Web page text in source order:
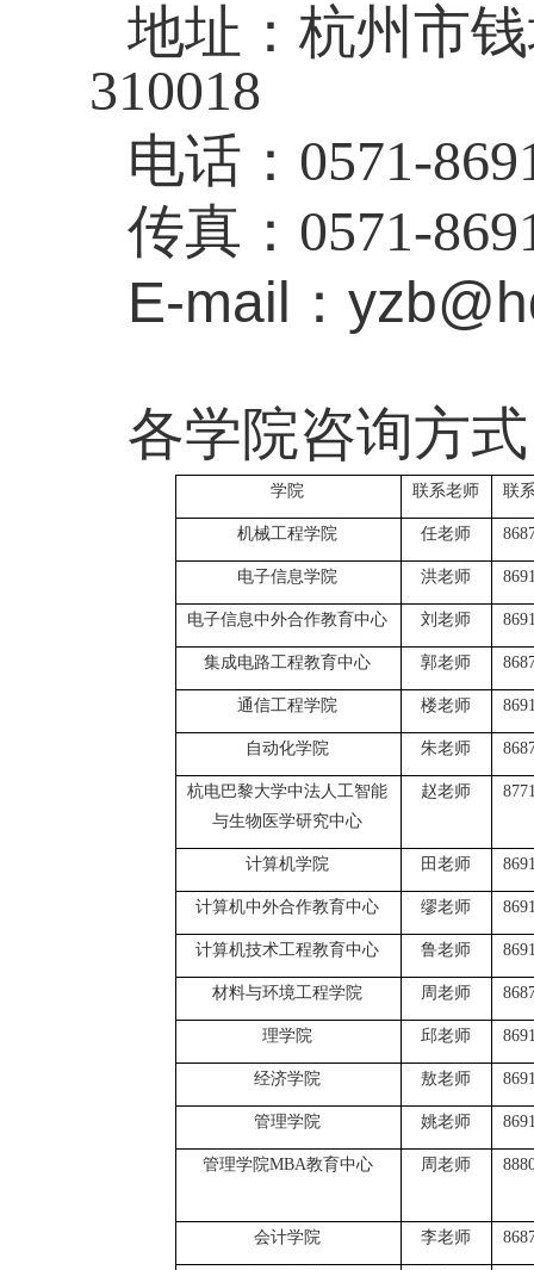
地址：杭州市
310018
电话： 0571-
传真： 0571-
E-mail：
各学院咨询方
学院 联系老师 联
机械工程学院 任老师
电子信息学院 洪老师
电子信息中外合作教育中心 刘老师
集成电路工程教育中心 郭老师
通信工程学院 楼老师
自动化学院 朱老师
杭电巴黎大学中法人工智能
与生物医学研究中心
赵老师
计算机学院 田老师
计算机中外合作教育中心 缪老师
计算机技术工程教育中心 鲁老师
材料与环境工程学院 周老师
理学院 邱老师
经济学院 敖老师
管理学院 姚老师
管理学院MBA教育中心 周老师
会计学院 李老师